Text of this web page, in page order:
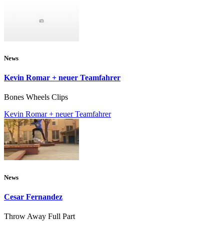
News
Kevin Romar + neuer Teamfahrer
Bones Wheels Clips
Kevin Romar + neuer Teamfahrer
News
Cesar Fernandez
Throw Away Full Part